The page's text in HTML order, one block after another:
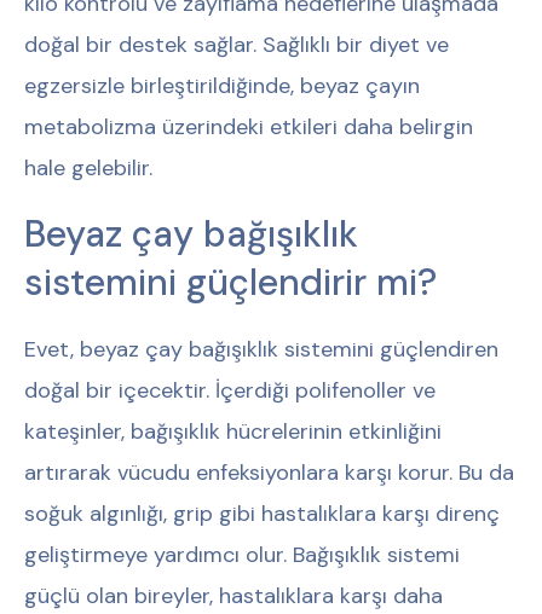
doğal bir destek sağlar. Sağlıklı bir diyet ve
egzersizle birleştirildiğinde, beyaz çayın
metabolizma üzerindeki etkileri daha belirgin
hale gelebilir.
Beyaz çay bağışıklık
sistemini güçlendirir mi?
Evet, beyaz çay bağışıklık sistemini güçlendiren
doğal bir içecektir. İçerdiği polifenoller ve
kateşinler, bağışıklık hücrelerinin etkinliğini
artırarak vücudu enfeksiyonlara karşı korur. Bu da
soğuk algınlığı, grip gibi hastalıklara karşı direnç
geliştirmeye yardımcı olur. Bağışıklık sistemi
güçlü olan bireyler, hastalıklara karşı daha